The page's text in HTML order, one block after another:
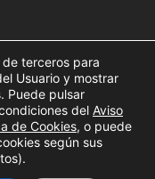
terceros para
Usuario y mostrar
Puede pulsar
del Aviso
de Cookies, o puede
según sus